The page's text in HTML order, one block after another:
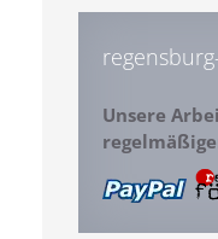
Unsere